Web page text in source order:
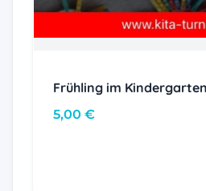
Frühling im Kindergarten
5,00 €